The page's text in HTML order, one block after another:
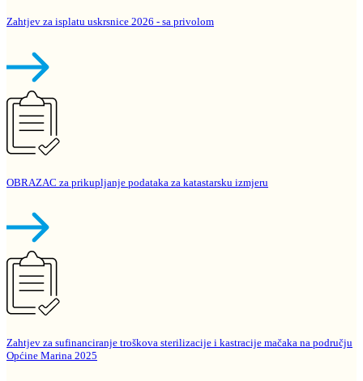
Zahtjev za isplatu uskrsnice 2026 - sa privolom
OBRAZAC za prikupljanje podataka za katastarsku izmjeru
Zahtjev za sufinanciranje troškova sterilizacije i kastracije mačaka na području
Općine Marina 2025